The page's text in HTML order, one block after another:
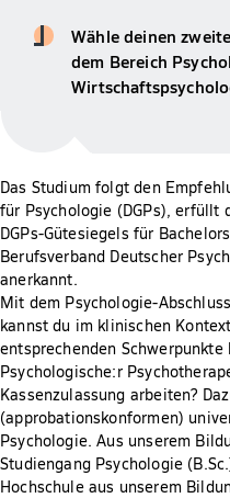
Wähle deinen
dem Bereich
Das Studium folgt den
für Psychologie (DGPs), erfüllt
DGPs-Gütesiegels für
Berufsverband Deutscher
anerkannt.
Mit dem Psychologie-
kannst du im klinischen
entsprechenden
Psychologische:r
Kassenzulassung arbeiten?
(approbationskonformen)
Psychologie. Aus unserem
Studiengang Psychologie
Hochschule aus unserem